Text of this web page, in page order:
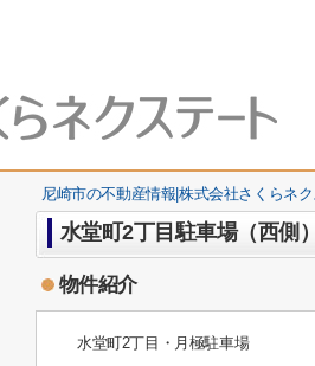
尼崎市の不動産情報|株式会社さくらネク
水堂町2丁目駐車場（西側）
物件紹介
水堂町2丁目・月極駐車場